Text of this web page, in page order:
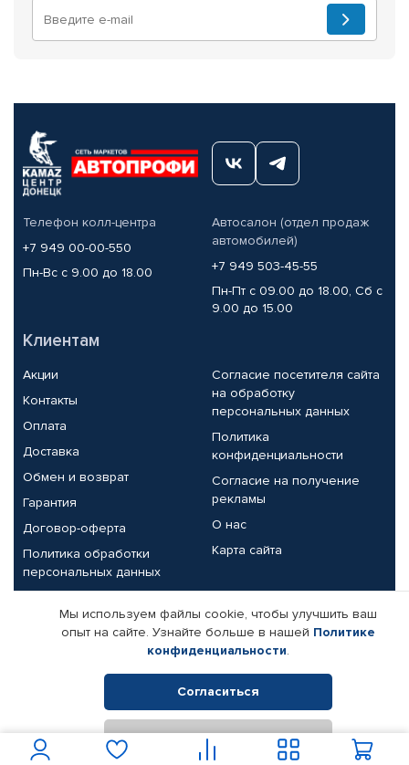
Телефон колл-центра
+7 949 00-00-550
Пн-Вс с 9.00 до 18.00
Автосалон (отдел продаж
автомобилей)
+7 949 503-45-55
Пн-Пт с 09.00 до 18.00, Сб с
9.00 до 15.00
Клиентам
Акции
Контакты
Оплата
Доставка
Обмен и возврат
Гарантия
Договор-оферта
Политика обработки
персональных данных
Согласие посетителя сайта
на обработку
персональных данных
Политика
конфиденциальности
Согласие на получение
рекламы
О нас
Карта сайта
Партнерам
Корпоративным клиентам
Поставщикам
Реквизиты компании
© КАМАЗ ЦЕНТР ДОНЕЦК, 2015-2026. Все права защищены.
Интернет-магазин автомобильных товаров Автопрофи.
Мы используем файлы cookie, чтобы улучшить ваш
опыт на сайте. Узнайте больше в нашей Политике
конфиденциальности.
Согласиться
Отклонить